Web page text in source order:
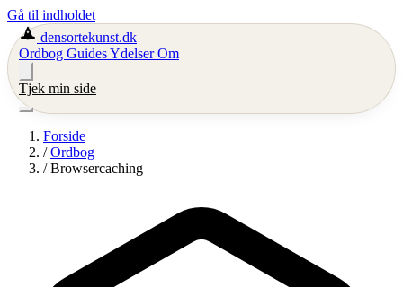
Gå til indholdet
densortekunst.dk
Ordbog GuidesYdelserOm
Tjek min side
Forside
/ Ordbog
/ Browsercaching